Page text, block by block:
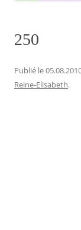
250
Publié le
Reine-Elisabeth.